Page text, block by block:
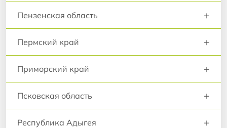
Пензенская область +
Пермский край +
Приморский край +
Псковская область +
Республика Адыгея +